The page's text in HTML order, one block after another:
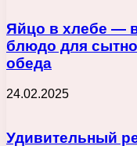
Яйцо в хлебе —
блюдо для
обеда
24.02.2025
Удивительный